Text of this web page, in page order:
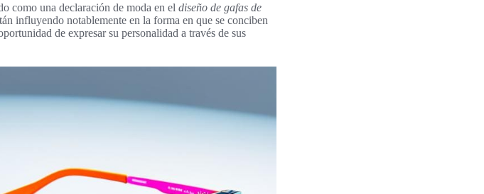
como una declaración de moda en el diseño de gafas de
influyendo notablemente en la forma en que se conciben
de expresar su personalidad a través de sus